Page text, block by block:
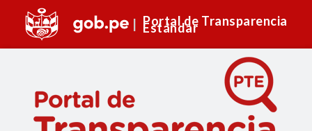
Portal de Transparencia
Estándar